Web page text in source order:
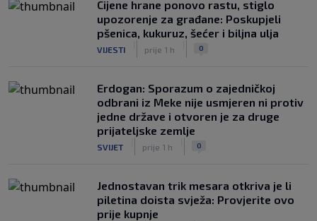
Cijene hrane ponovo rastu, stiglo
upozorenje za građane: Poskupjeli
pšenica, kukuruz, šećer i biljna ulja
VIJESTI prije 1 h 0
Erdogan: Sporazum o zajedničkoj
odbrani iz Meke nije usmjeren ni protiv
jedne države i otvoren je za druge
prijateljske zemlje
SVIJET prije 1 h 0
Jednostavan trik mesara otkriva je li
piletina doista svježa: Provjerite ovo
prije kupnje